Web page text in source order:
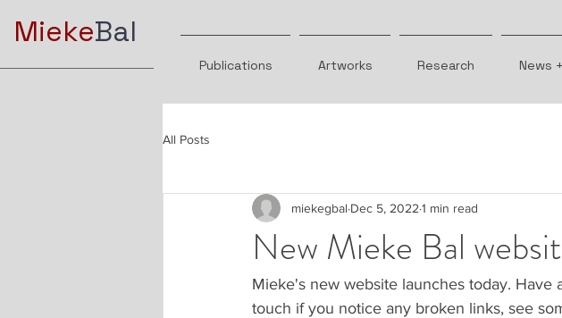
MiekeBal
Publications Artworks Research News
All Posts
New Mieke Bal
miekegbal Dec 5, 2022 1 min read
Mieke's new website launches today.
touch if you notice any broken links, see